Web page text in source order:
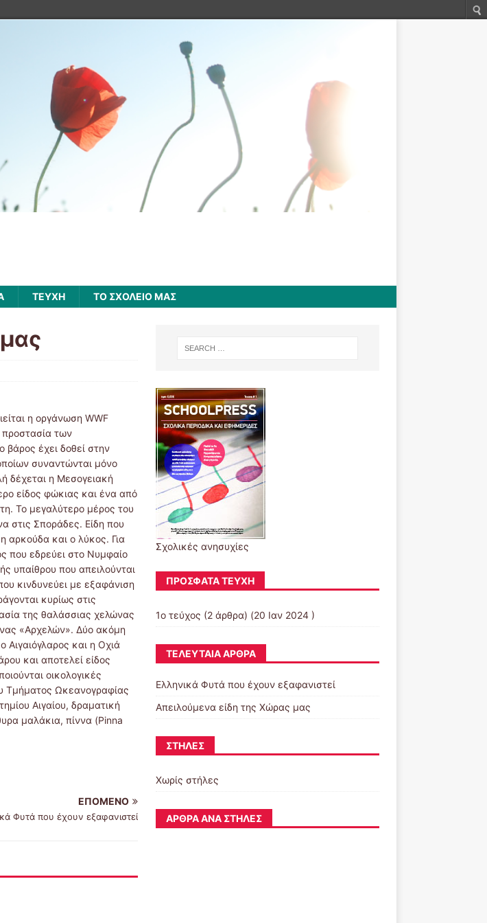
ΤΕΥΧΗ ΤΟ ΣΧΟΛΕΙΟ ΜΑΣ
η οργάνωση WWF
προστασία των
έχει δοθεί στην
συναντώνται μόνο
δέχεται η Μεσογειακή
είδος φώκιας και ένα από
Το μεγαλύτερο μέρος του
στις Σποράδες. Είδη που
αρκούδα και ο λύκος. Για
που εδρεύει στο Νυμφαίο
υπαίθρου που απειλούνται
κινδυνεύει με εξαφάνιση
κυρίως στις
της θαλάσσιας χελώνας
«Αρχελών». Δύο ακόμη
Αιγαιόγλαρος και η Οχιά
και αποτελεί είδος
οικολογικές
Τμήματος Ωκεανογραφίας
Αιγαίου, δραματική
μαλάκια, πίννα (Pinna
ΕΠΌΜΕΝΟ
Φυτά που έχουν εξαφανιστεί
Σχολικές ανησυχίες
ΠΡΌΣΦΑΤΑ ΤΕΎΧΗ
1ο τεύχος (2 άρθρα) (20 Ιαν 2024 )
ΤΕΛΕΥΤΑΊΑ ΆΡΘΡΑ
Ελληνικά Φυτά που έχουν εξαφανιστεί
Απειλούμενα είδη της Χώρας μας
ΣΤΉΛΕΣ
Χωρίς στήλες
ΆΡΘΡΑ ΑΝΆ ΣΤΉΛΕΣ